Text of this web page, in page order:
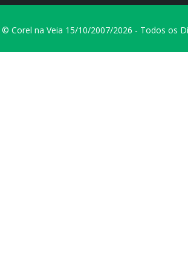
© Corel na Veia 15/10/2007/2026 - Todos os